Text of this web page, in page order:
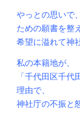
やっとの思いで
ための願書を整
希望に溢れて神
私の本籍地が、
「千代田区千
理由で、
神社庁の不振と